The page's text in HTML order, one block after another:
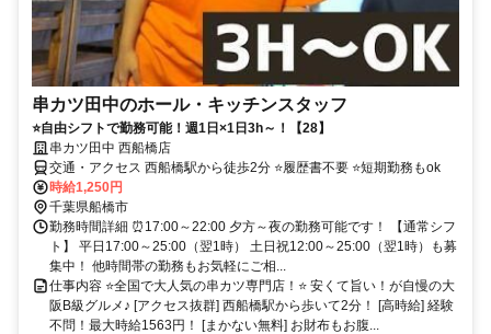
串カツ田中のホール・キッチンスタッフ
⭐自由シフトで勤務可能！週1日×1日3h～！【28】
串カツ田中 西船橋店
交通・アクセス 西船橋駅から徒歩2分 ⭐履歴書不要 ⭐短期勤務もok
時給1,250円
千葉県船橋市
勤務時間詳細 ⏰17:00～22:00 夕方～夜の勤務可能です！ 【通常シフ
ト】 平日17:00～25:00（翌1時） 土日祝12:00～25:00（翌1時）も募
集中！ 他時間帯の勤務もお気軽にご相...
仕事内容 ⭐全国で大人気の串カツ専門店！⭐ 安くて旨い！が自慢の大
阪B級グルメ♪ [アクセス抜群] 西船橋駅から歩いて2分！ [高時給] 経験
不問！最大時給1563円！ [まかない無料] お財布もお腹...